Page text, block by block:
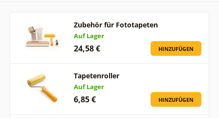
Zubehör für Fototapeten
Auf Lager
24,58 € HINZUFÜGEN
Tapetenroller
Auf Lager
6,85 € HINZUFÜGEN